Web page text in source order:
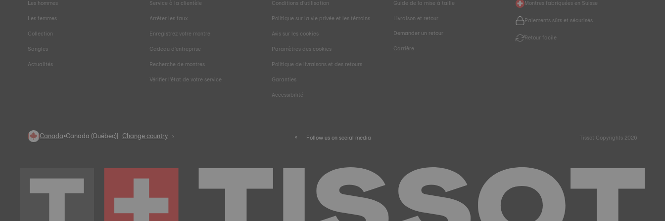
Les hommes
Les femmes
Collection
Sangles
Actualités
Service à la clientèle
Arrêter les faux
Enregistrez votre montre
Cadeau d'entreprise
Recherche de montres
Vérifier l'état de votre service
Conditions d'utilisation
Politique sur la vie privée et les témoins
Avis sur les cookies
Paramètres des cookies
Politique de livraisons et des retours
Garanties
Accessibilité
Guide de la mise à taille
Livraison et retour
Demander un retour
Carrière
Montres fabriquées en Suisse
Paiements sûrs et sécurisés
Retour facile
Canada•Canada (Québec) Change country Follow us on social media Tissot Copyrights 2026